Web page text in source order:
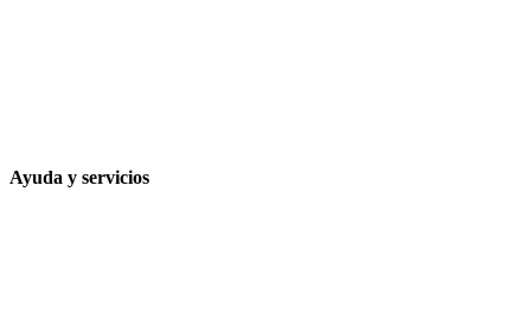
Ayuda y servicios